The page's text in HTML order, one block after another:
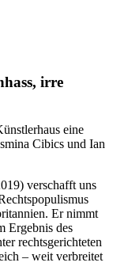
irre
eine
Cibics und Ian
verschafft uns
Er nimmt
Ergebnis des
rechtsgerichteten
– weit verbreitet